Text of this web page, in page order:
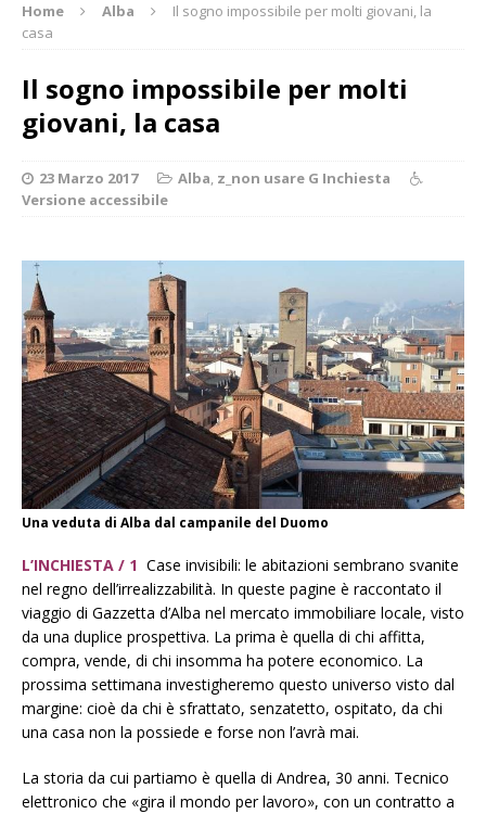
Home Alba
Il sogno impossibile per molti giovani, la
casa
Il sogno impossibile per molti
giovani, la casa
23 Marzo 2017 Alba, z_non usare G Inchiesta
Versione accessibile
Una veduta di Alba dal campanile del Duomo
L’INCHIESTA / 1 Case invisibili: le abitazioni sembrano svanite
nel regno dell’irrealizzabilità. In queste pagine è raccontato il
viaggio di Gazzetta d’Alba nel mercato immobiliare locale, visto
da una duplice prospettiva. La prima è quella di chi affitta,
compra, vende, di chi insomma ha potere economico. La
prossima settimana investigheremo questo universo visto dal
margine: cioè da chi è sfrattato, senzatetto, ospitato, da chi
una casa non la possiede e forse non l’avrà mai.
La storia da cui partiamo è quella di Andrea, 30 anni. Tecnico
elettronico che «gira il mondo perlavoro», con un contratto a